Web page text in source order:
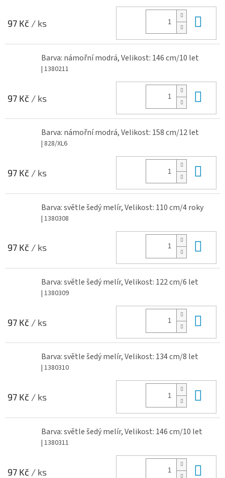
97 Kč / ks
Barva: námořní modrá, Velikost: 146 cm/10 let
| 1380211
97 Kč / ks
Barva: námořní modrá, Velikost: 158 cm/12 let
| 828/XL6
97 Kč / ks
Barva: světle šedý melír, Velikost: 110 cm/4 roky
| 1380308
97 Kč / ks
Barva: světle šedý melír, Velikost: 122 cm/6 let
| 1380309
97 Kč / ks
Barva: světle šedý melír, Velikost: 134 cm/8 let
| 1380310
97 Kč / ks
Barva: světle šedý melír, Velikost: 146 cm/10 let
| 1380311
97 Kč / ks